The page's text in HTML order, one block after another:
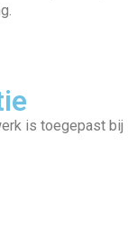
is toegepast bij